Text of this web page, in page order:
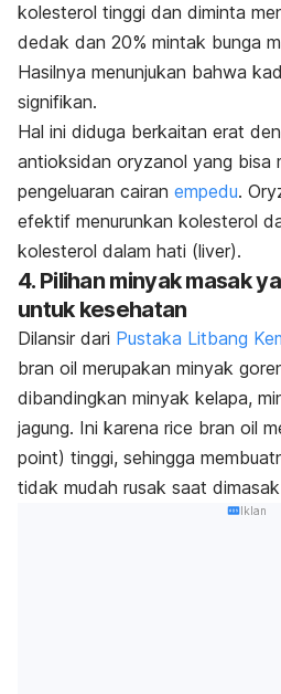
kolesterol tinggi dan diminta
dedak dan 20% mintak bunga
Hasilnya menunjukan bahwa
signifikan.
Hal ini diduga berkaitan erat
antioksidan oryzanol yang bisa
pengeluaran cairan empedu.
efektif menurunkan kolesterol
kolesterol dalam hati (liver).
4. Pilihan minyak masak
untuk kesehatan
Dilansir dari Pustaka Litbang
bran oil merupakan minyak
dibandingkan minyak kelapa,
jagung. Ini karena rice bran oil
point) tinggi, sehingga
tidak mudah rusak saat
Iklan